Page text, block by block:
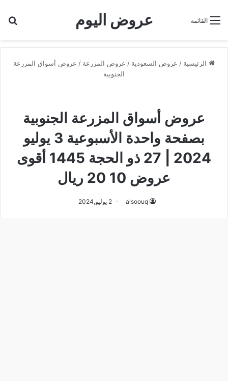
عروض اليوم القائمة
الرئيسية / عروض السعودية / عروض المزرعة / عروض أسواق المزرعة
الجنوبية
عروض أسواق المزرعة الجنوبية
بصفحة واحدة الأسبوعية 3 يوليو
2024 | 27 ذو الحجة 1445 أقوى
عروض 10 20 ريال
alsoouq 2 يوليو,2024